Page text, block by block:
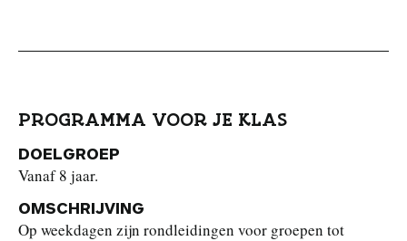
PROGRAMMA VOOR JE KLAS
DOELGROEP
Vanaf 8 jaar.
OMSCHRIJVING
Op weekdagen zijn rondleidingen voor groepen tot